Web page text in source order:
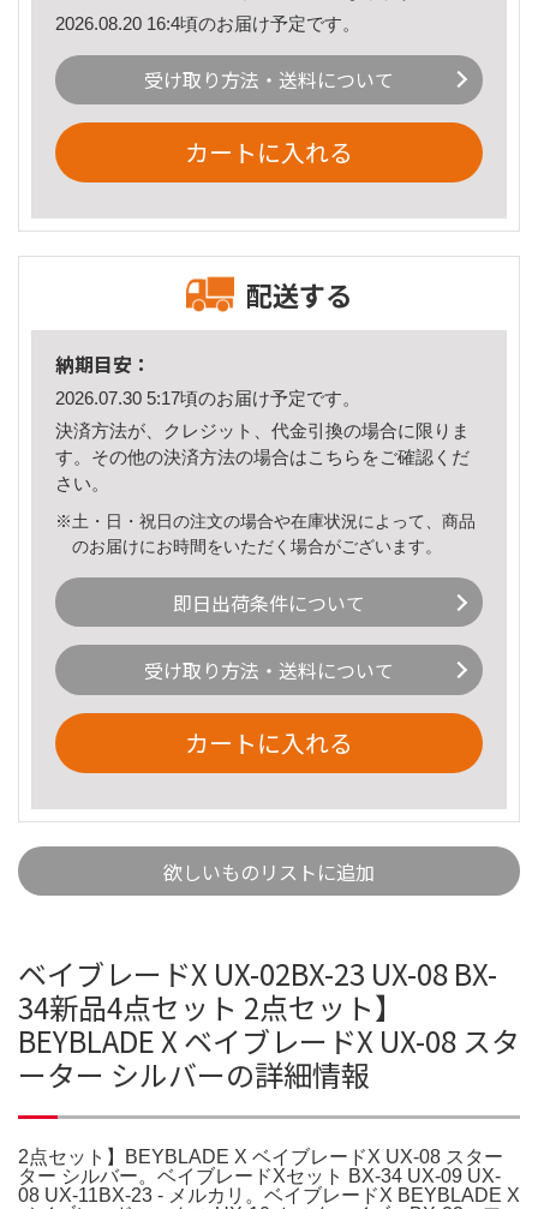
2026.08.20 16:4頃のお届け予定です。
受け取り方法・送料について
カートに入れる
配送する
納期目安：
2026.07.30 5:17頃のお届け予定です。
決済方法が、クレジット、代金引換の場合に限りま
す。その他の決済方法の場合はこちら をご確認くだ
さい。
※土・日・祝日の注文の場合や在庫状況によって、商品
のお届けにお時間をいただく場合がございます。
即日出荷条件について
受け取り方法・送料について
カートに入れる
欲しいものリストに追加
ベイブレードX UX-02BX-23 UX-08 BX-
34新品4点セット 2点セット】
BEYBLADE X ベイブレードX UX-08 スタ
ーター シルバーの詳細情報
2点セット】BEYBLADE X ベイブレードX UX-08 スター
ター シルバー。ベイブレードXセット BX-34 UX-09 UX-
08 UX-11BX-23 - メルカリ。ベイブレードX BEYBLADE X